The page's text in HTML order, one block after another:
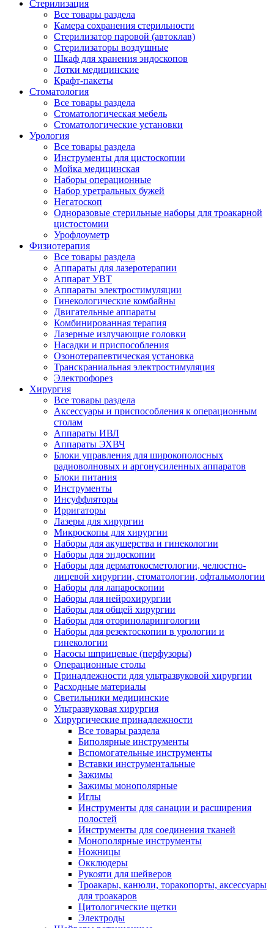
Стерилизация
Все товары раздела
Камера сохранения стерильности
Стерилизатор паровой (автоклав)
Стерилизаторы воздушные
Шкаф для хранения эндоскопов
Лотки медицинские
Крафт-пакеты
Стоматология
Все товары раздела
Стоматологическая мебель
Стоматологические установки
Урология
Все товары раздела
Инструменты для цистоскопии
Мойка медицинская
Наборы операционные
Набор уретральных бужей
Негатоскоп
Одноразовые стерильные наборы для троакарной
цистостомии
Урофлоуметр
Физиотерапия
Все товары раздела
Аппараты для лазеротерапии
Аппарат УВТ
Аппараты электростимуляции
Гинекологические комбайны
Двигательные аппараты
Комбинированная терапия
Лазерные излучающие головки
Насадки и приспособления
Озонотерапевтическая установка
Транскраниальная электростимуляция
Электрофорез
Хирургия
Все товары раздела
Аксессуары и приспособления к операционным
столам
Аппараты ИВЛ
Аппараты ЭХВЧ
Блоки управления для широкополосных
радиоволновых и аргонусиленных аппаратов
Блоки питания
Инструменты
Инсуффляторы
Ирригаторы
Лазеры для хирургии
Микроскопы для хирургии
Наборы для акушерства и гинекологии
Наборы для эндоскопии
Наборы для дерматокосметологии, челюстно-
лицевой хирургии, стоматологии, офтальмологии
Наборы для лапароскопии
Наборы для нейрохирургии
Наборы для общей хирургии
Наборы для оториноларингологии
Наборы для резектоскопии в урологии и
гинекологии
Насосы шприцевые (перфузоры)
Операционные столы
Принадлежности для ультразвуковой хирургии
Расходные материалы
Светильники медицинские
Ультразвуковая хирургия
Хирургические принадлежности
Все товары раздела
Биполярные инструменты
Вспомогательные инструменты
Вставки инструментальные
Зажимы
Зажимы монополярные
Иглы
Инструменты для санации и расширения
полостей
Инструменты для соединения тканей
Монополярные инструменты
Ножницы
Окклюдеры
Рукояти для шейверов
Троакары, канюли, торакопорты, аксессуары
для троакаров
Цитологические щетки
Электроды